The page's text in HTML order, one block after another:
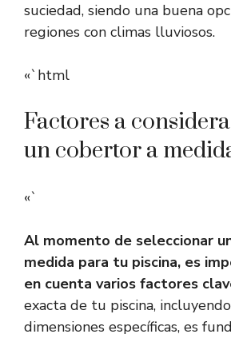
suciedad, siendo una buena
regiones con climas lluviosos.
«`html
Factores a
un cobertor a
«`
Al momento de seleccionar
medida para tu piscina, es
en cuenta varios factores
exacta de tu piscina,
dimensiones específicas, es